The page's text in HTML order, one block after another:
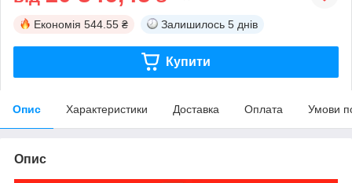
Економія 544.55 ₴ Залишилось 5 днів
Купити
Опис Характеристики Доставка Оплата Умови
Опис